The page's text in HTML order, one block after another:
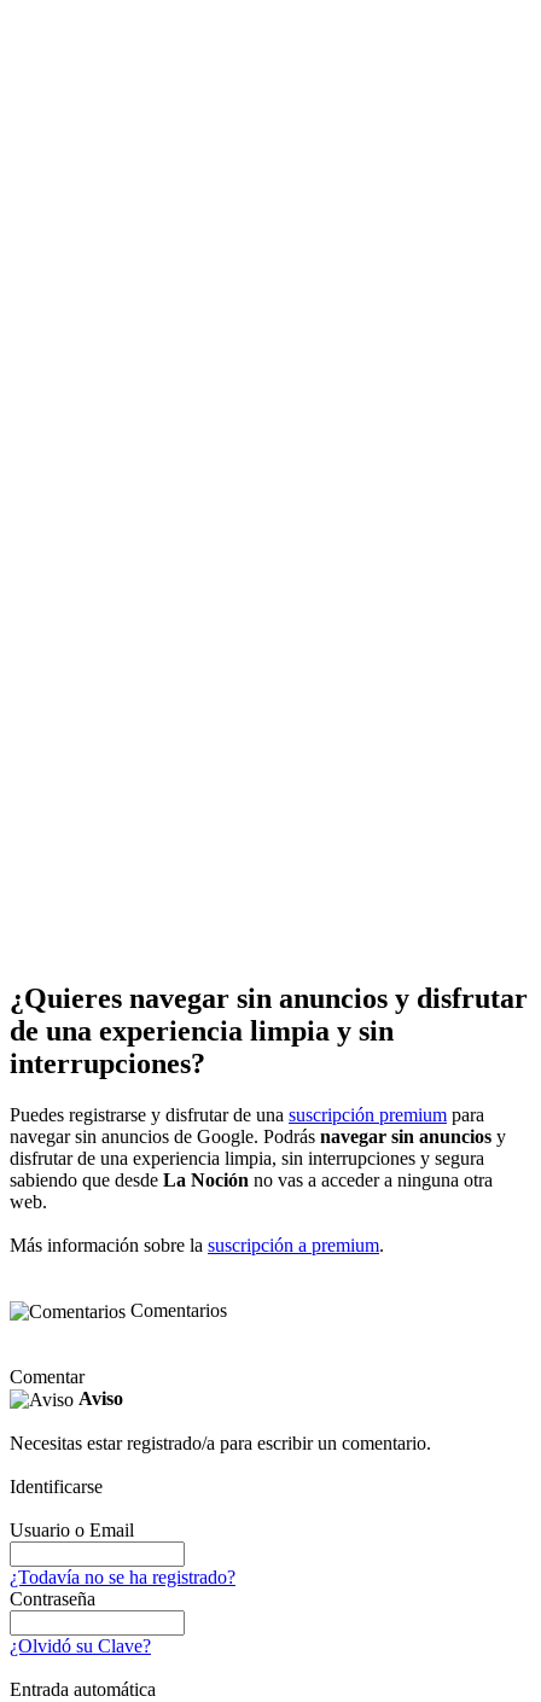
¿Quieres navegar sin anuncios y disfrutar
de una experiencia limpia y sin
interrupciones?
Puedes registrarse y disfrutar de una suscripción premium para
navegar sin anuncios de Google. Podrás navegar sin anuncios y
disfrutar de una experiencia limpia, sin interrupciones y segura
sabiendo que desde La Noción no vas a acceder a ninguna otra
web.
Más información sobre la suscripción a premium.
Comentarios
Comentar
Aviso
Necesitas estar registrado/a para escribir un comentario.
Identificarse
Usuario o Email
¿Todavía no se ha registrado?
Contraseña
¿Olvidó su Clave?
Entrada automática